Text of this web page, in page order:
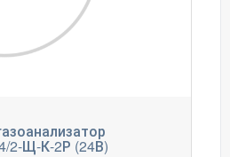
2-Щ-К-2Р (24В)